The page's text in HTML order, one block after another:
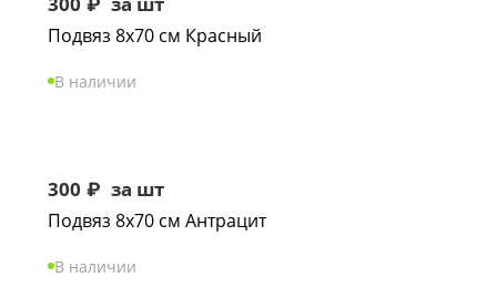
Подвяз 8х70 см Красный
В наличии
300 ₽ за шт
Подвяз 8х70 см Антрацит
В наличии